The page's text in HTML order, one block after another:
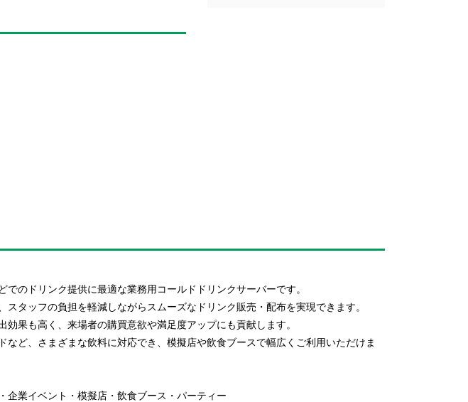
のドリンク提供に最適な業務用コールドドリンクサーバーです。
タッフの負担を軽減しながらスムーズなドリンク販売・配布を実現できます。
果も高く、来場者の購買意欲や満足度アップにも貢献します。
など、さまざまな飲料に対応でき、模擬店や飲食ブースで幅広くご利用いただけま
企業イベント・模擬店・飲食ブース・パーティー